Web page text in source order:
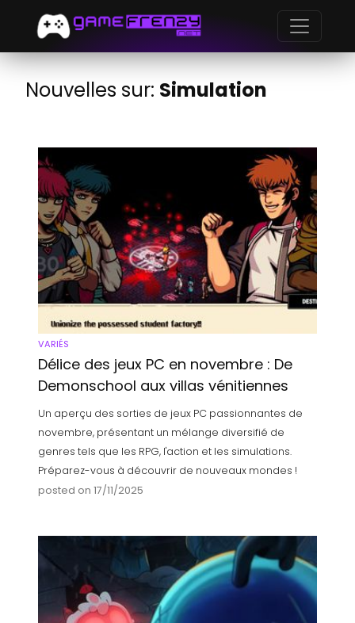
Nouvelles sur: Simulation
VARIÉS
Délice des jeux PC en novembre : De
Demonschool aux villas vénitiennes
Un aperçu des sorties de jeux PC passionnantes de
novembre, présentant un mélange diversifié de
genres tels que les RPG, l'action et les simulations.
Préparez-vous à découvrir de nouveaux mondes !
posted on 17/11/2025